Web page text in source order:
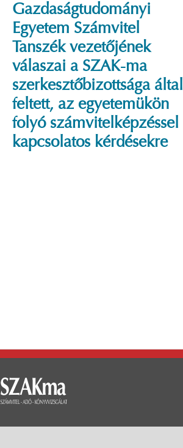
Gazdaságtudományi
Egyetem Számvitel
Tanszék vezetőjének
válaszai a SZAK-ma
szerkesztőbizottsága által
feltett, az egyetemükön
folyó számvitelképzéssel
kapcsolatos kérdésekre